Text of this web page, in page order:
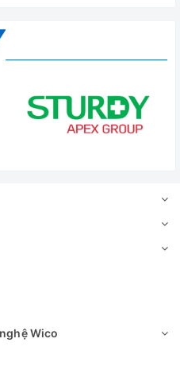
đông khô BK-FD10P
(option)
Wico